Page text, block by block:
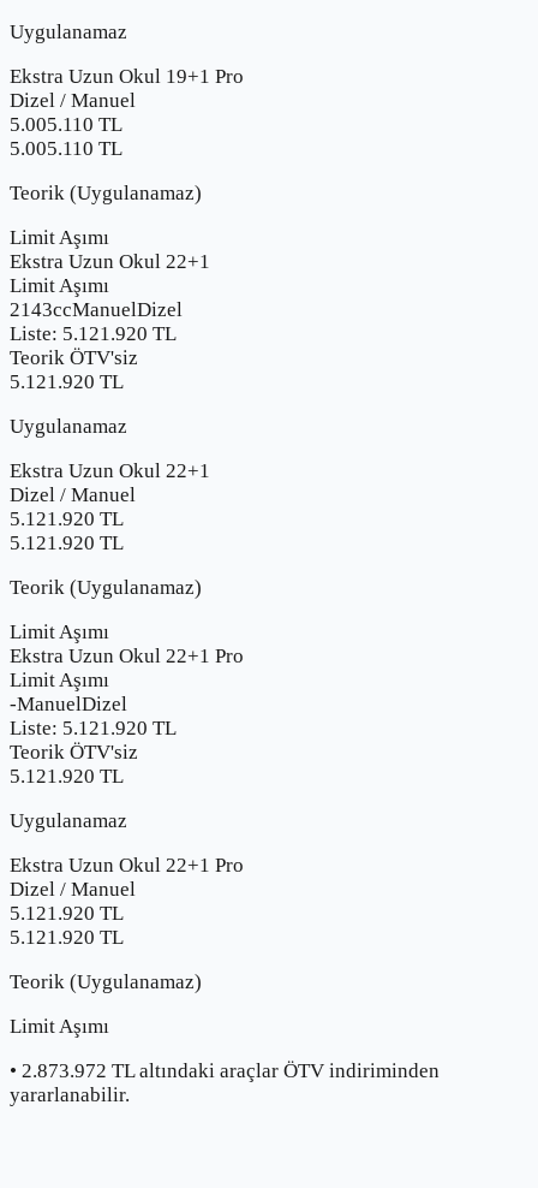
Uygulanamaz
Ekstra Uzun Okul 19+1 Pro
Dizel / Manuel
5.005.110 TL
5.005.110 TL
Teorik (Uygulanamaz)
Limit Aşımı
Ekstra Uzun Okul 22+1
Limit Aşımı
2143ccManuelDizel
Liste: 5.121.920 TL
Teorik ÖTV'siz
5.121.920 TL
Uygulanamaz
Ekstra Uzun Okul 22+1
Dizel / Manuel
5.121.920 TL
5.121.920 TL
Teorik (Uygulanamaz)
Limit Aşımı
Ekstra Uzun Okul 22+1 Pro
Limit Aşımı
-ManuelDizel
Liste: 5.121.920 TL
Teorik ÖTV'siz
5.121.920 TL
Uygulanamaz
Ekstra Uzun Okul 22+1 Pro
Dizel / Manuel
5.121.920 TL
5.121.920 TL
Teorik (Uygulanamaz)
Limit Aşımı
• 2.873.972 TL altındaki araçlar ÖTV indiriminden
yararlanabilir.